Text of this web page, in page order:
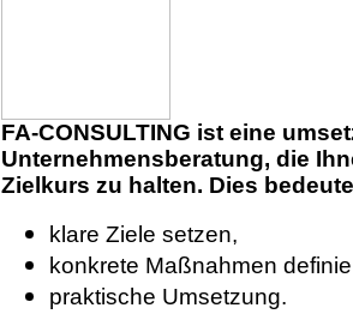
FA-CONSULTING ist eine
Unternehmensberatung, die
Zielkurs zu halten. Dies
klare Ziele setzen,
konkrete Maßnahmen
praktische Umsetzung.